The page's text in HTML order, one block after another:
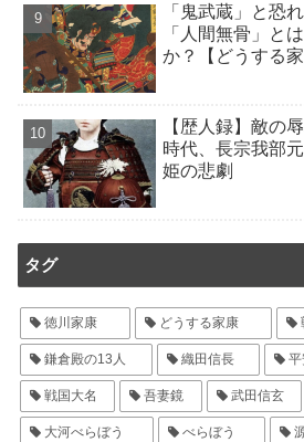
「鬼武蔵」と恐
「人間無骨」と
か？【どうする家
【歴人録】敵の
時代、長宗我部
姫の悲劇
タグ
徳川家康 どうする家康
鎌倉殿の13人 織田信長
戦国大名 吾妻鏡 武田信玄
大河べらぼう べらぼう